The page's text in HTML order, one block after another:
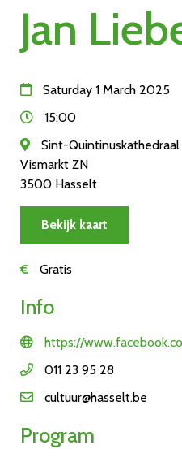
Jan
Saturday 1 March 2025
15:00
Sint-Quintinuskathedraal
Vismarkt ZN
3500 Hasselt
Bekijk kaart
€ Gratis
Info
https://
011 23 95 28
cultuur@hasselt.be
Program